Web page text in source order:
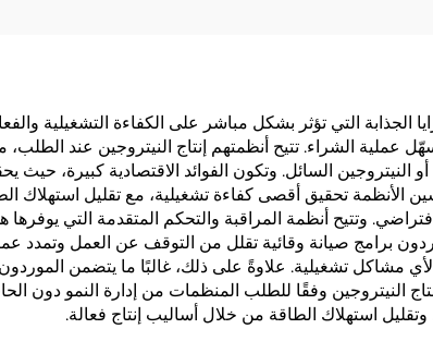
الجذابة التي تؤثر بشكل مباشر على الكفاءة التشغيلية
عملية الشراء. تتيح أنظمتهم إنتاج النيتروجين عند
تحقيق أقصى كفاءة تشغيلية، مع تقليل استهلاك
وتتيح أنظمة المراقبة والتحكم المتقدمة التي
برامج صيانة وقائية تقلل من التوقف عن العمل وتمدد
مشاكل تشغيلية. علاوةً على ذلك، غالبًا ما يتضمن
النيتروجين وفقًا للطلب المنظمات من إدارة النمو دون
وتقليل استهلاك الطاقة من خلال أساليب إنتاج فعالة.